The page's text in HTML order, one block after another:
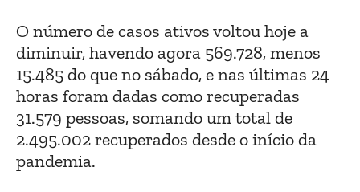
O número de casos ativos voltou hoje a
diminuir, havendo agora 569.728, menos
15.485 do que no sábado, e nas últimas 24
horas foram dadas como recuperadas
31.579 pessoas, somando um total de
2.495.002 recuperados desde o início da
pandemia.